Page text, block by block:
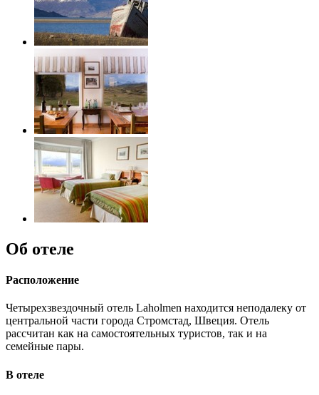
Об отеле
Расположение
Четырехзвездочный отель Laholmen находится неподалеку от
центральной части города Стромстад, Швеция. Отель
рассчитан как на самостоятельных туристов, так и на
семейные пары.
В отеле